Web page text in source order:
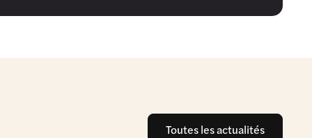
Toutes les actualités